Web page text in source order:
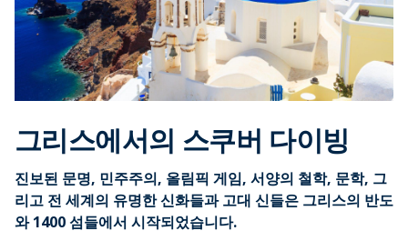
그리스에서의 스쿠버 다이빙
진보된 문명, 민주주의, 올림픽 게임, 서양의 철학, 문학, 그
리고 전 세계의 유명한 신화들과 고대 신들은 그리스의 반도
와 1400 섬들에서 시작되었습니다.